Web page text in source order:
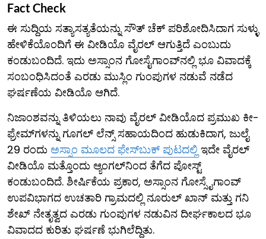
Fact Check
ಈ ಸುದ್ದಿಯ ಸತ್ಯಾಸತ್ಯತೆಯನ್ನು ಸೌತ್ ಚೆಕ್ ಪರಿಶೋದಿಸಿದಾಗ ಸುಳ್ಳು
ಹೇಳಿಕೆಯೊಂದಿಗೆ ಈ ವೀಡಿಯೊ ವೈರಲ್ ಆಗುತ್ತಿದೆ ಎಂಬುದು
ಕಂಡುಬಂದಿದೆ. ಇದು ಅಸ್ಸಾಂನ ಗೋಸೈಗಾಂವ್‌ನಲ್ಲಿ ಭೂ ವಿವಾದಕ್ಕೆ
ಸಂಬಂಧಿಸಿದಂತೆ ಎರಡು ಮುಸ್ಲಿಂ ಗುಂಪುಗಳ ನಡುವೆ ನಡೆದ
ಘರ್ಷಣೆಯ ವೀಡಿಯೊ ಆಗಿದೆ.
ನಿಜಾಂಶವನ್ನು ತಿಳಿಯಲು ನಾವು ವೈರಲ್ ವೀಡಿಯೊದ ಪ್ರಮುಖ ಕೀ-
ಫ್ರೇಮ್​ಗಳನ್ನು ಗೂಗಲ್ ಲೆನ್ಸ್ ಸಹಾಯದಿಂದ ಹುಡುಕಿದಾಗ, ಜುಲೈ
29 ರಂದು ಅಸ್ಸಾಂ ಮೂಲದ ಫೇಸ್‌ಬುಕ್ ಪುಟದಲ್ಲಿ ಇದೇ ವೈರಲ್
ವೀಡಿಯೊ ಮತ್ತೊಂದು ಆ್ಯಂಗಲ್​ನಿಂದ ತೆಗೆದ ಪೋಸ್ಟ್
ಕಂಡುಬಂದಿದೆ. ಶೀರ್ಷಿಕೆಯ ಪ್ರಕಾರ, ಅಸ್ಸಾಂನ ಗೋಸ್ಸೈಗಾಂವ್
ಉಪವಿಭಾಗದ ಉಚತಾರಿ ಗ್ರಾಮದಲ್ಲಿ ನೂರುಲ್ ಖಾನ್ ಮತ್ತು ಗನಿ
ಶೇಖ್ ನೇತೃತ್ವದ ಎರಡು ಗುಂಪುಗಳ ನಡುವಿನ ದೀರ್ಘಕಾಲದ ಭೂ
ವಿವಾದದ ಕುರಿತು ಘರ್ಷಣೆ ಭುಗಿಲೆದ್ದಿತು.